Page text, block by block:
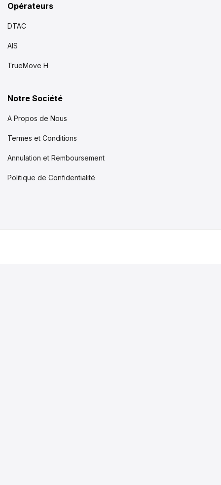
Opérateurs
DTAC
AIS
TrueMove H
Notre Société
A Propos de Nous
Termes et Conditions
Annulation et Remboursement
Politique de Confidentialité